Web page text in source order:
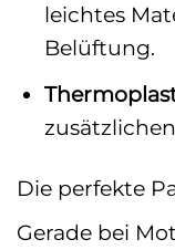
leichtes
Belüftung.
Die perfekte
Gerade bei